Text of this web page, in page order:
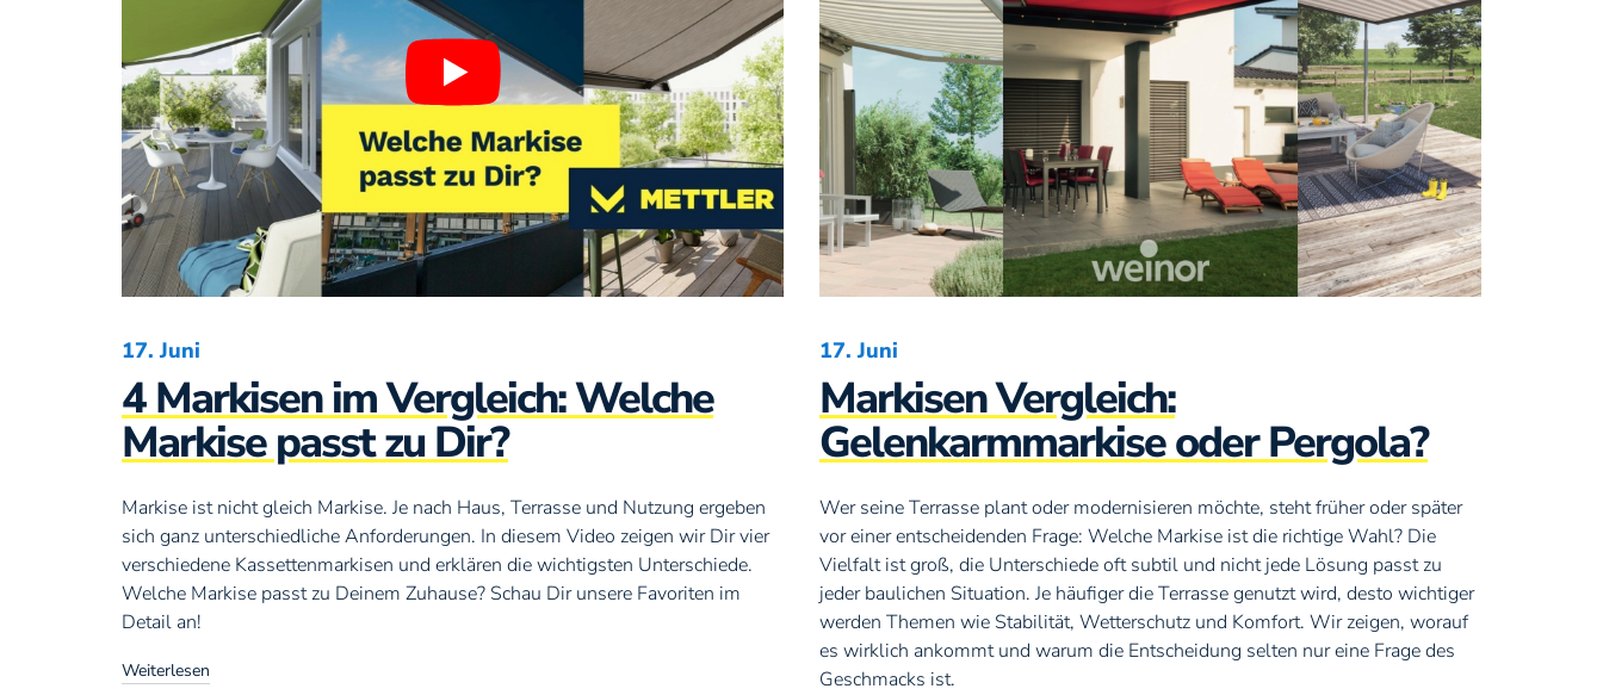
17. Juni
4 Markisen im Vergleich: Welche
Markise passt zu Dir?
Markise ist nicht gleich Markise. Je nach Haus, Terrasse und Nutzung ergeben
sich ganz unterschiedliche Anforderungen. In diesem Video zeigen wir Dir vier
verschiedene Kassettenmarkisen und erklären die wichtigsten Unterschiede.
Welche Markise passt zu Deinem Zuhause? Schau Dir unsere Favoriten im
Detail an!
Weiterlesen
17. Juni
Markisen Vergleich:
Gelenkarmmarkise oder Pergola?
Wer seine Terrasse plant oder modernisieren möchte, steht früher oder später
vor einer entscheidenden Frage: Welche Markise ist die richtige Wahl? Die
Vielfalt ist groß, die Unterschiede oft subtil und nicht jede Lösung passt zu
jeder baulichen Situation. Je häufiger die Terrasse genutzt wird, desto wichtiger
werden Themen wie Stabilität, Wetterschutz und Komfort. Wir zeigen, worauf
es wirklich ankommt und warum die Entscheidung selten nur eine Frage des
Geschmacks ist.